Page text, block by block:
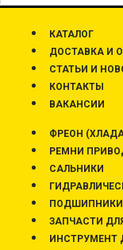
КАТАЛОГ
ДОСТАВКА И
СТАТЬИ И
КОНТАКТЫ
ВАКАНСИИ
ФРЕОН
РЕМНИ
САЛЬНИКИ
ПОДШИПНИКИ
ЗАПЧАСТИ
ИНСТРУМЕНТ